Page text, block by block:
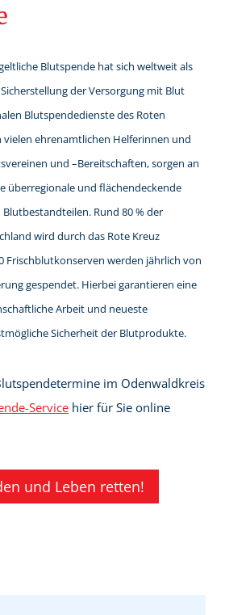
Blutspende hat sich weltweit als
der Versorgung mit Blut
Blutspendedienste des Roten
ehrenamtlichen Helferinnen und
und –Bereitschaften, sorgen an
überregionale und flächendeckende
Rund 80 % der
wird durch das Rote Kreuz
Frischblutkonserven werden jährlich von
gespendet. Hierbei garantieren eine
Arbeit und neueste
Sicherheit der Blutprodukte.
im Odenwaldkreis
Service hier für Sie online
und Leben retten!